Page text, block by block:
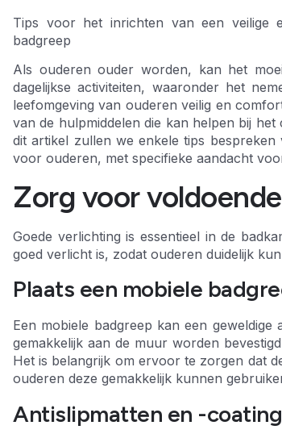
Tips voor het inrichten van een veilige
badgreep
Als ouderen ouder worden, kan het
dagelijkse activiteiten, waaronder het
leefomgeving van ouderen veilig en
van de hulpmiddelen die kan helpen bij
dit artikel zullen we enkele tips
voor ouderen, met specifieke aandacht
Zorg voor
Goede verlichting is essentieel in de
goed verlicht is, zodat ouderen duidelijk
Plaats een mobiele
Een mobiele badgreep kan een
gemakkelijk aan de muur worden
Het is belangrijk om ervoor te zorgen dat
ouderen deze gemakkelijk kunnen
Antislipmatten en -coating